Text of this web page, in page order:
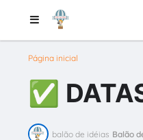
Página inicial
✅
balão de idéias Balão